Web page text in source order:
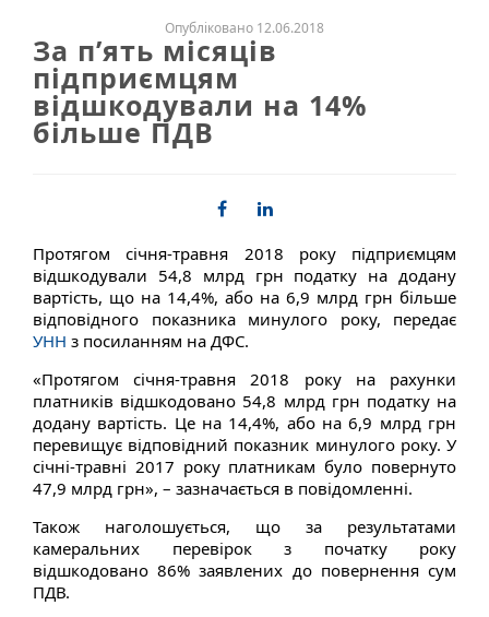
Опубліковано 12.06.2018
За п’ять місяців
підприємцям
відшкодували на 14%
більше ПДВ
Протягом січня-травня 2018 року підприємцям
відшкодували 54,8 млрд грн податку на додану
вартість, що на 14,4%, або на 6,9 млрд грн більше
відповідного показника минулого року, передає
УНН з посиланням на ДФС.
«Протягом січня-травня 2018 року на рахунки
платників відшкодовано 54,8 млрд грн податку на
додану вартість. Це на 14,4%, або на 6,9 млрд грн
перевищує відповідний показник минулого року. У
січні-травні 2017 року платникам було повернуто
47,9 млрд грн», – зазначається в повідомленні.
Також наголошується, що за результатами
камеральних перевірок з початку року
відшкодовано 86% заявлених до повернення сум
ПДВ.